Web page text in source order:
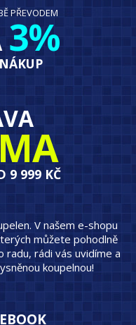
PŘEVODEM
3%
9 999 KČ
V našem e-shopu
můžete pohodlně
radu, rádi vás uvidíme a
koupelnou!